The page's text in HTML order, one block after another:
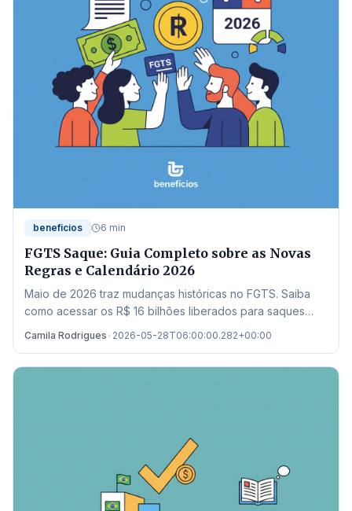
beneficios 6 min
FGTS Saque: Guia Completo sobre as Novas
Regras e Calendário 2026
Maio de 2026 traz mudanças históricas no FGTS. Saiba
como acessar os R$ 16 bilhões liberados para saques
Camila Rodrigues• 2026-05-28T06:00:00.282+00:00